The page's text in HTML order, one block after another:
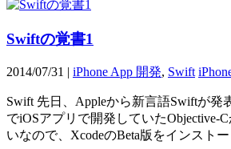
Swiftの覚書1
2014/07/31 | iPhone App 開発, Swift
Swift 先日、Appleから新言語Swiftが発
でiOSアプリで開発していたObjective-
いなので、XcodeのBeta版をインストー